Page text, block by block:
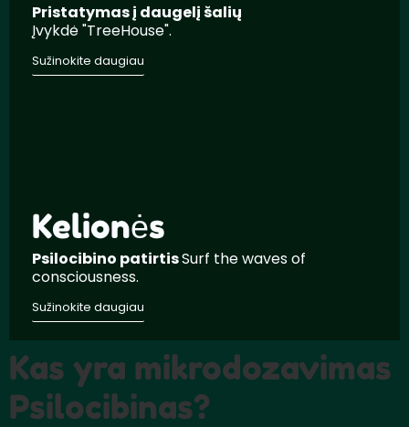
Pristatymas į daugelį šalių
Įvykdė "TreeHouse".
Sužinokite daugiau
Kelionės
Psilocibino patirtisSurf the waves of
consciousness.
Sužinokite daugiau
Kas yra mikrodozavimas
Psilocibinas?